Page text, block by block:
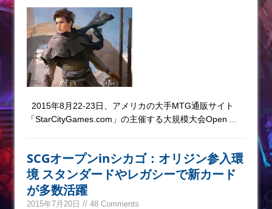
2015年8月22-23日、アメリカの大手MTG通販サイト
「StarCityGames.com」の主催する大規模大会Open
SCGオープンinシカゴ：オリジン参入環
境 スタンダードやレガシーで新カード
が多数活躍
2015年7月20日 // 48 Comments